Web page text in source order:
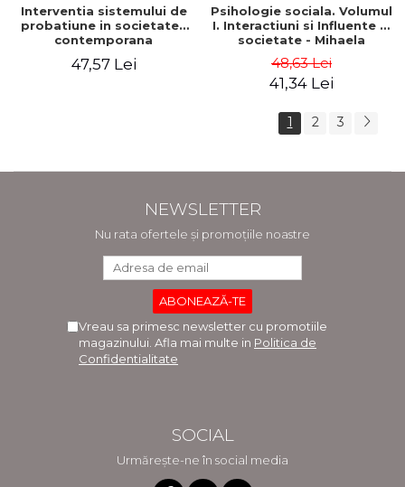
Interventia sistemului de
probatiune in societatea
contemporana
47,57 Lei
Psihologie sociala. Volumul
I. Interactiuni si Influente in
societate - Mihaela
Luminita Sandu
48,63 Lei
41,34 Lei
1 2 3
NEWSLETTER
Nu rata ofertele și promoțiile noastre
Vreau sa primesc newsletter cu promotiile
magazinului. Afla mai multe in Politica de
Confidentialitate
SOCIAL
Urmărește-ne în social media